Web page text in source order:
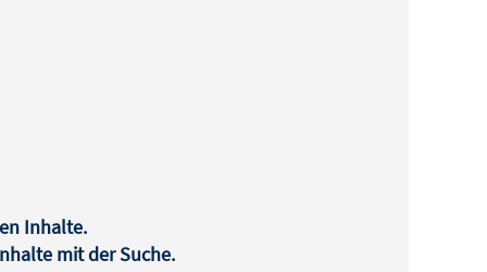
Inhalte.
mit der Suche.